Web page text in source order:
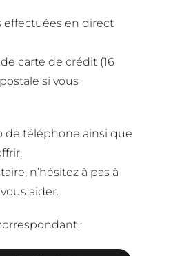
effectuées en direct
carte de crédit (16
si vous
de téléphone ainsi que
n’hésitez à pas à
aider.
: